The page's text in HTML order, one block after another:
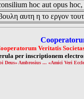
hoc aut opus
αυτη η το εργον
Veritatis
per inscriptionem
Deus» Ambrosius ... «Amici Veri